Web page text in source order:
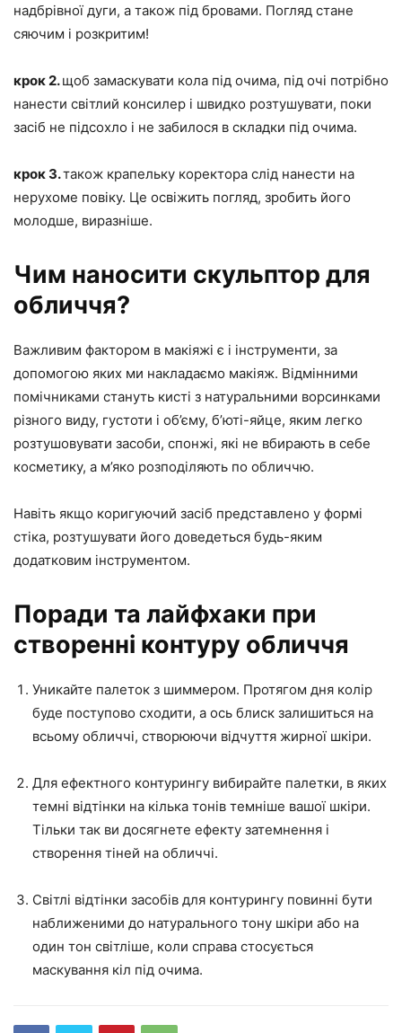
надбрівної дуги, а також під бровами. Погляд стане
сяючим і розкритим!
крок 2.щоб замаскувати кола під очима, під очі потрібно
нанести світлий консилер і швидко розтушувати, поки
засіб не підсохло і не забилося в складки під очима.
крок 3.також крапельку коректора слід нанести на
нерухоме повіку. Це освіжить погляд, зробить його
молодше, виразніше.
Чим наносити скульптор для
обличчя?
Важливим фактором в макіяжі є і інструменти, за
допомогою яких ми накладаємо макіяж. Відмінними
помічниками стануть кисті з натуральними ворсинками
різного виду, густоти і об’єму, б’юті-яйце, яким легко
розтушовувати засоби, спонжі, які не вбирають в себе
косметику, а м’яко розподіляють по обличчю.
Навіть якщо коригуючий засіб представлено у формі
стіка, розтушувати його доведеться будь-яким
додатковим інструментом.
Поради та лайфхаки при
створенні контуру обличчя
Уникайте палеток з шиммером. Протягом дня колір
буде поступово сходити, а ось блиск залишиться на
всьому обличчі, створюючи відчуття жирної шкіри.
Для ефектного контурингу вибирайте палетки, в яких
темні відтінки на кілька тонів темніше вашої шкіри.
Тільки так ви досягнете ефекту затемнення і
створення тіней на обличчі.
Світлі відтінки засобів для контурингу повинні бути
наближеними до натурального тону шкіри або на
один тон світліше, коли справа стосується
маскування кіл під очима.